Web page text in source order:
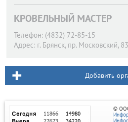
КРОВЕЛЬНЫЙ МАСТЕР
Телефон: (4832) 72-85-15
Адрес: г. Брянск, пр. Московский, 83
Добавить
©